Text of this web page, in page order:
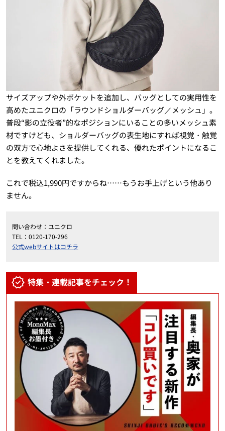
サイズアップや外ポケットを追加し、バッグとしての実用性を
高めたユニクロの「ラウンドショルダーバッグ／メッシュ」。
普段“影の立役者”的なポジションにいることの多いメッシュ素
材ですけども、ショルダーバッグの表生地にすれば視覚・触覚
の双方で心地よさを提供してくれる、優れたポイントになるこ
とを教えてくれました。
これで税込1,990円ですからね……もうお手上げという他あり
ません。
問い合わせ：ユニクロ
TEL：0120-170-296
公式webサイトはコチラ
特集・連載記事をチェック！